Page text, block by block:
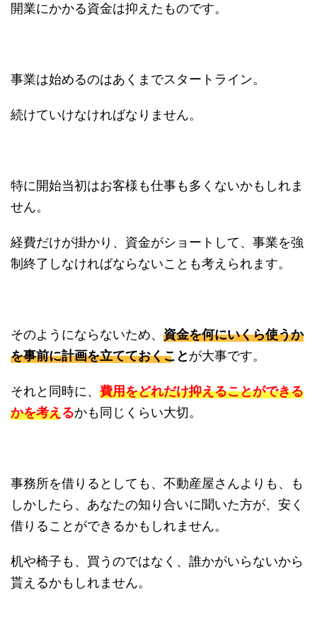
開業にかかる資金は抑えたものです。
事業は始めるのはあくまでスタートライン。
続けていけなければなりません。
特に開始当初はお客様も仕事も多くないかもしれま
せん。
経費だけが掛かり、資金がショートして、事業を強
制終了しなければならないことも考えられます。
そのようにならないため、 資金を何にいくら使うか
を事前に計画を立てておくことが大事です。
それと同時に、 費用をどれだけ抑えることができる
かを考えるかも同じくらい大切。
事務所を借りるとしても、不動産屋さんよりも、も
しかしたら、あなたの知り合いに聞いた方が、安く
借りることができるかもしれません。
机や椅子も、買うのではなく、誰かがいらないから
貰えるかもしれません。